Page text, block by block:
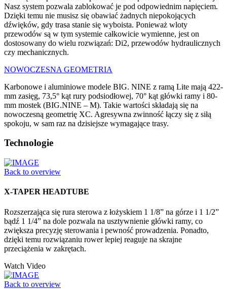
Nasz system pozwala zablokować je pod odpowiednim napięciem.
Dzięki temu nie musisz się obawiać żadnych niepokojących
dźwięków, gdy trasa stanie się wyboista. Ponieważ wloty
przewodów są w tym systemie całkowicie wymienne, jest on
dostosowany do wielu rozwiązań: Di2, przewodów hydraulicznych
czy mechanicznych.
NOWOCZESNA GEOMETRIA
Karbonowe i aluminiowe modele BIG. NINE z ramą Lite mają 422-
mm zasięg, 73,5° kąt rury podsiodłowej, 70° kąt główki ramy i 80-
mm mostek (BIG.NINE – M). Takie wartości składają się na
nowoczesną geometrię XC. Agresywna zwinność łączy się z siłą
spokoju, w sam raz na dzisiejsze wymagające trasy.
Technologie
Back to overview
X-TAPER HEADTUBE
Rozszerzająca się rura sterowa z łożyskiem 1 1/8” na górze i 1 1/2”
bądź 1 1/4” na dole pozwala na usztywnienie główki ramy, co
zwiększa precyzję sterowania i pewność prowadzenia. Ponadto,
dzięki temu rozwiązaniu rower lepiej reaguje na skrajne
przeciążenia w zakrętach.
Watch Video
Back to overview